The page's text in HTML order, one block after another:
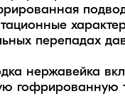
перепадах
нержавейка
гофрированную